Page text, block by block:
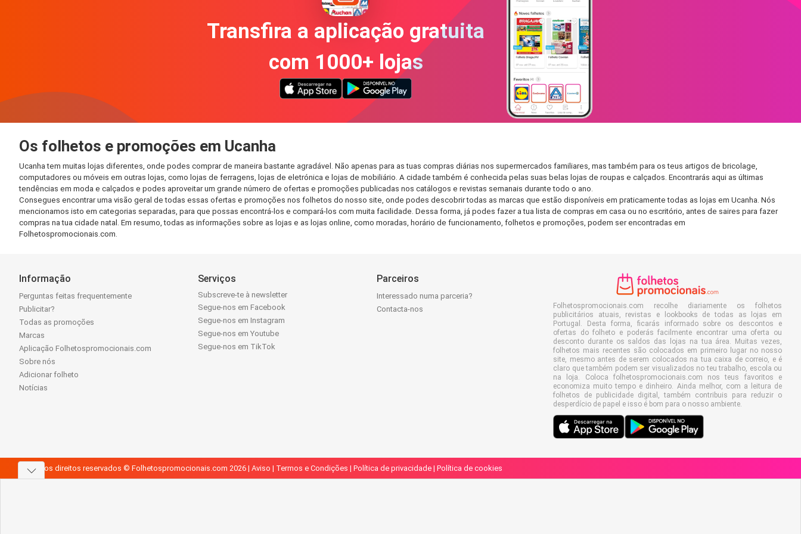
Transfira a aplicação gratuita
com 1000+ lojas
Os folhetos e promoções em Ucanha
Ucanha tem muitas lojas diferentes, onde podes comprar de maneira bastante agradável. Não apenas para as tuas compras diárias nos supermercados familiares, mas também para os teus artigos de bricolage,
computadores ou móveis em outras lojas, como lojas de ferragens, lojas de eletrónica e lojas de mobiliário. A cidade também é conhecida pelas suas belas lojas de roupas e calçados. Encontrarás aqui as últimas
tendências em moda e calçados e podes aproveitar um grande número de ofertas e promoções publicadas nos catálogos e revistas semanais durante todo o ano.
Consegues encontrar uma visão geral de todas essas ofertas e promoções nos folhetos do nosso site, onde podes descobrir todas as marcas que estão disponíveis em praticamente todas as lojas em Ucanha. Nós
mencionamos isto em categorias separadas, para que possas encontrá-los e compará-los com muita facilidade. Dessa forma, já podes fazer a tua lista de compras em casa ou no escritório, antes de saires para fazer
compras na tua cidade natal. Em resumo, todas as informações sobre as lojas e as lojas online, como moradas, horário de funcionamento, folhetos e promoções, podem ser encontradas em
Folhetospromocionais.com.
Informação
Perguntas feitas frequentemente
Publicitar?
Todas as promoções
Marcas
Aplicação Folhetospromocionais.com
Sobre nós
Adicionar folheto
Notícias
Serviços
Subscreve-te à newsletter
Segue-nos em Facebook
Segue-nos em Instagram
Segue-nos em Youtube
Segue-nos em TikTok
Parceiros
Interessado numa parceria?
Contacta-nos
Folhetospromocionais.com recolhe diariamente os folhetos
publicitários atuais, revistas e lookbooks de todas as lojas em
Portugal. Desta forma, ficarás informado sobre os descontos e
ofertas do folheto e poderás facilmente encontrar uma oferta ou
desconto durante os saldos das lojas na tua área. Muitas vezes,
folhetos mais recentes são colocados em primeiro lugar no nosso
site, mesmo antes de serem colocados na tua caixa de correio, e é
claro que também podem ser visualizados no teu trabalho, escola ou
na loja. Coloca folhetospromocionais.com nos teus favoritos e
economiza muito tempo e dinheiro. Ainda melhor, com a leitura de
folhetos de publicidade digital, também contribuis para reduzir o
desperdício de papel e isso é bom para o nosso ambiente.
Todos os direitos reservados © Folhetospromocionais.com 2026 | Aviso | Termos e Condições | Política de privacidade | Política de cookies